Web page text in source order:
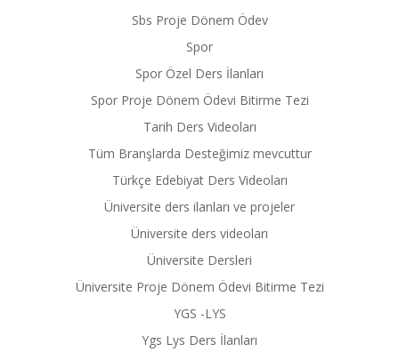
Sbs Proje Dönem Ödev
Spor
Spor Özel Ders İlanları
Spor Proje Dönem Ödevi Bitirme Tezi
Tarih Ders Videoları
Tüm Branşlarda Desteğimiz mevcuttur
Türkçe Edebiyat Ders Videoları
Üniversite ders ilanları ve projeler
Üniversite ders videoları
Üniversite Dersleri
Üniversite Proje Dönem Ödevi Bitirme Tezi
YGS -LYS
Ygs Lys Ders İlanları